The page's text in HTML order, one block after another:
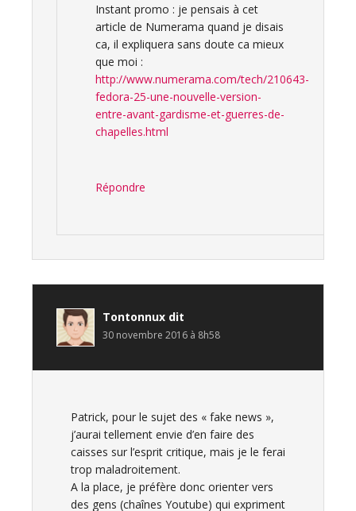
Instant promo : je pensais à cet
article de Numerama quand je disais
ca, il expliquera sans doute ca mieux
que moi :
http://www.numerama.com/tech/210643-
fedora-25-une-nouvelle-version-
entre-avant-gardisme-et-guerres-de-
chapelles.html
Répondre
Tontonnux dit
30 novembre 2016 à 8h58
Patrick, pour le sujet des « fake news »,
j’aurai tellement envie d’en faire des
caisses sur l’esprit critique, mais je le ferai
trop maladroitement.
A la place, je préfère donc orienter vers
des gens (chaînes Youtube) qui expriment